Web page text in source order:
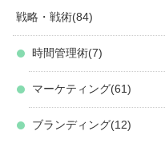
戦略・戦術 84
時間管理術 7
マーケティング 61
ブランディング 12